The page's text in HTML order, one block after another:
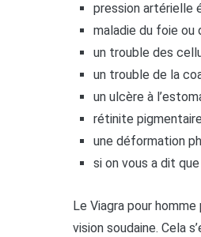
pression artérielle
maladie du foie ou
un trouble des
un trouble de la
un ulcère à
rétinite
une déformation
si on vous a dit
Le Viagra pour
vision soudaine. Cela